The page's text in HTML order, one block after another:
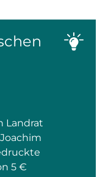
Landrat
5 €